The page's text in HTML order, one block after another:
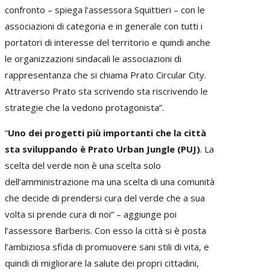
confronto – spiega l’assessora Squittieri – con le
associazioni di categoria e in generale con tutti i
portatori di interesse del territorio e quindi anche
le organizzazioni sindacali le associazioni di
rappresentanza che si chiama Prato Circular City.
Attraverso Prato sta scrivendo sta riscrivendo le
strategie che la vedono protagonista”.
“Uno dei progetti più importanti che la città
sta sviluppando è Prato Urban Jungle (PUJ). La
scelta del verde non è una scelta solo
dell’amministrazione ma una scelta di una comunità
che decide di prendersi cura del verde che a sua
volta si prende cura di noi” – aggiunge poi
l’assessore Barberis. Con esso la città si è posta
l’ambiziosa sfida di promuovere sani stili di vita, e
quindi di migliorare la salute dei propri cittadini,